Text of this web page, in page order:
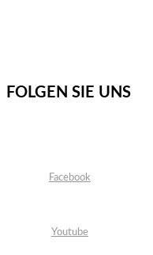
FOLGEN SIE UNS
Facebook
Youtube